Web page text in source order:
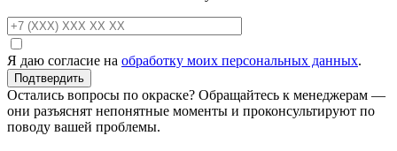
Я даю согласие на обработку моих персональных данных.
Остались вопросы по окраске? Обращайтесь к менеджерам —
они разъяснят непонятные моменты и проконсультируют по
поводу вашей проблемы.